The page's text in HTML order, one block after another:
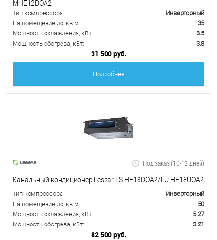
MHE12DOA2
Тип компрессора
Инверторный
На помещение до, кв.м
35
Мощность охлаждения, кВт:
3.5
Мощность обогрева, кВт:
3.8
31 500 руб.
Подробнее
Под заказ (10-12 дней)
Канальный кондиционер Lessar LS-HE18DOA2/LU-HE18UOA2
Тип компрессора
Инверторный
На помещение до, кв.м
50
Мощность охлаждения, кВт:
5.27
Мощность обогрева, кВт:
3.21
82 500 руб.